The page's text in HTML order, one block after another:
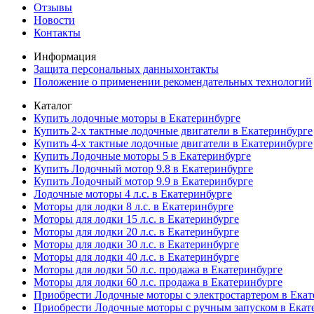
Отзывы
Новости
Контакты
Информация
Защита персональных данныхонтакты
Положение о применении рекомендательных технологий
Каталог
Купить лодочные моторы в Екатеринбурге
Купить 2-х тактные лодочные двигатели в Екатеринбурге
Купить 4-х тактные лодочные двигатели в Екатеринбурге
Купить Лодочные моторы 5 в Екатеринбурге
Купить Лодочный мотор 9.8 в Екатеринбурге
Купить Лодочный мотор 9.9 в Екатеринбурге
Лодочные моторы 4 л.с. в Екатеринбурге
Моторы для лодки 8 л.с. в Екатеринбурге
Моторы для лодки 15 л.с. в Екатеринбурге
Моторы для лодки 20 л.с. в Екатеринбурге
Моторы для лодки 30 л.с. в Екатеринбурге
Моторы для лодки 40 л.с. в Екатеринбурге
Моторы для лодки 50 л.с. продажа в Екатеринбурге
Моторы для лодки 60 л.с. продажа в Екатеринбурге
Приобрести Лодочные моторы с электростартером в
Приобрести Лодочные моторы с ручным запуском в